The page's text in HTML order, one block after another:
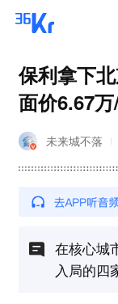
保利拿下
面价6.67万
未来城不落
在核心城
入局的四